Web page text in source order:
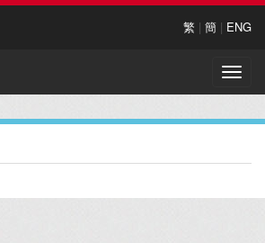
繁 | 簡 | ENG
Toggle